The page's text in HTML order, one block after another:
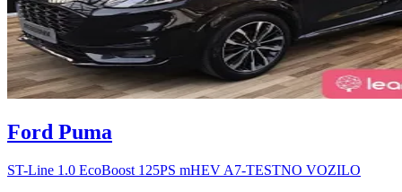
Ford Puma
ST-Line 1.0 EcoBoost 125PS mHEV A7-TESTNO VOZILO